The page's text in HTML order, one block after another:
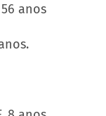
anos